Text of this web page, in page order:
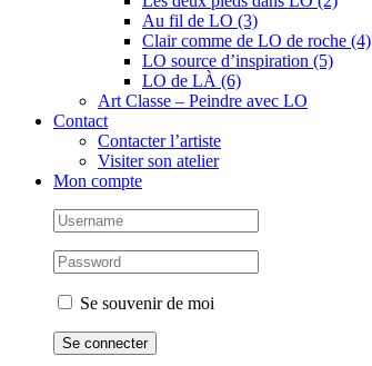
Au fil de LO (3)
Clair comme de LO de roche (4)
LO source d’inspiration (5)
LO de LÀ (6)
Art Classe – Peindre avec LO
Contact
Contacter l’artiste
Visiter son atelier
Mon compte
Se souvenir de moi